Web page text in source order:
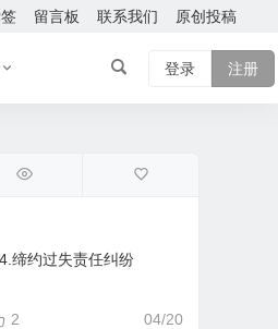
留言板 联系我们 原创投稿
登录 注册
缔约过失责任纠纷
04/20
2